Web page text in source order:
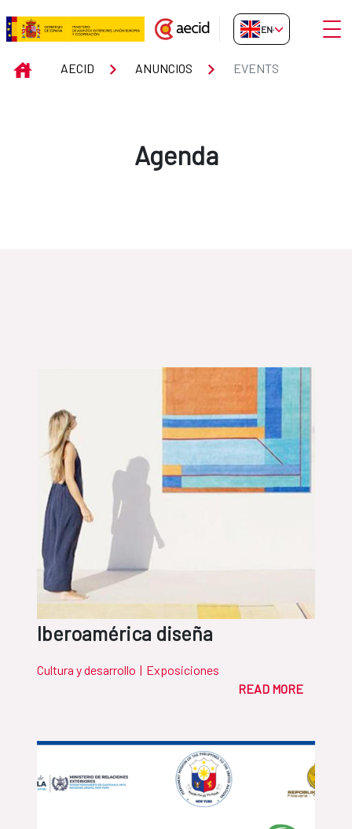
Skip to Main Content
Events
EN-GB
INICIOAECID ANUNCIOS EVENTS
Agenda
Iberoamérica diseña
Cultura y desarrollo | Exposiciones
READ MORE